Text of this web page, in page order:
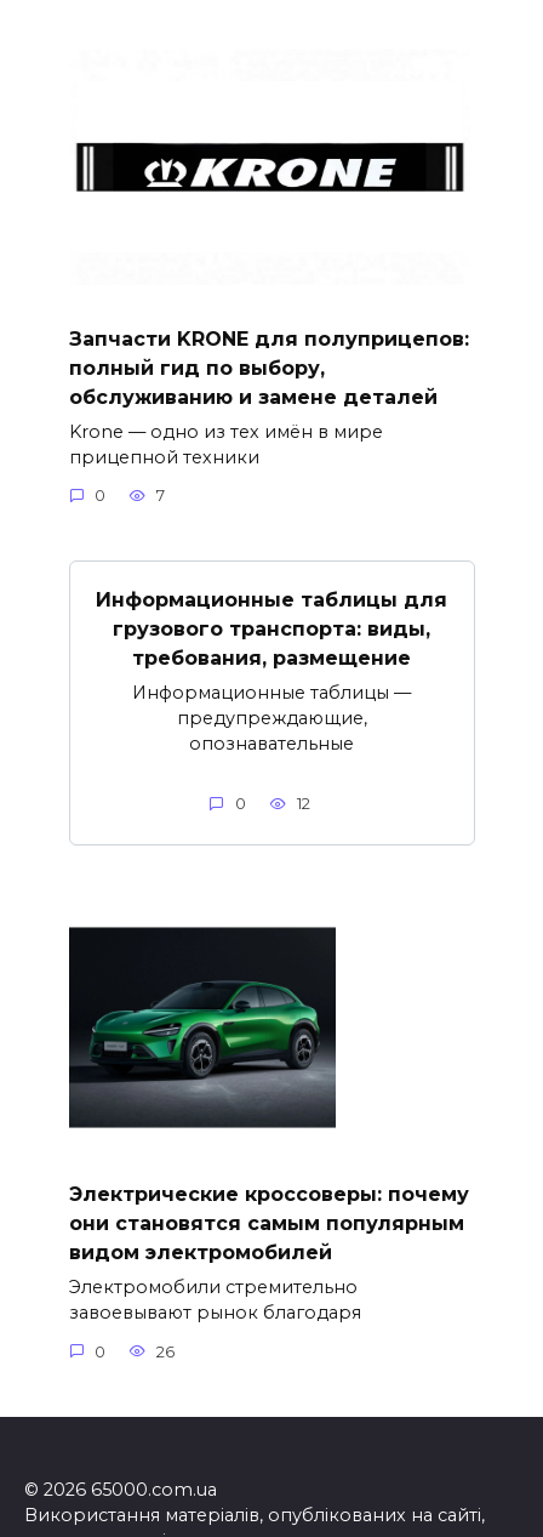
Запчасти KRONE для полуприцепов:
полный гид по выбору,
обслуживанию и замене деталей
Krone — одно из тех имён в мире
прицепной техники
0 7
Информационные таблицы для
грузового транспорта: виды,
требования, размещение
Информационные таблицы —
предупреждающие,
опознавательные
0 12
Электрические кроссоверы: почему
они становятся самым популярным
видом электромобилей
Электромобили стремительно
завоевывают рынок благодаря
0 26
© 2026 65000.com.ua
Використання матеріалів, опублікованих на сайті,